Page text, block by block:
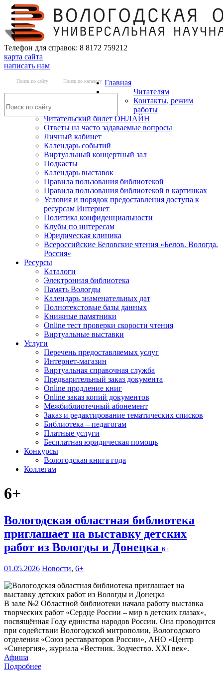
Телефон для справок: 8 8172 759212
карта сайта
написать нам
Поиск по сайту Поиск по каталогу Главная
Читателям
Контакты, режим
работы
Читательский билет ОНЛАЙН
Ответы на часто задаваемые вопросы
Личный кабинет
Календарь событий
Виртуальный концертный зал
Подкасты
Календарь выставок
Правила пользования библиотекой
Правила пользования библиотекой в картинках
Условия и порядок предоставления доступа к
ресурсам Интернет
Политика конфиденциальности
Клубы по интересам
Юридическая клиника
Всероссийские Беловские чтения «Белов. Вологда.
Россия»
Ресурсы
Каталоги
Электронная библиотека
Память Вологды
Календарь знаменательных дат
Полнотекстовые базы данных
Книжные памятники
Online тест проверки скорости чтения
Виртуальные выставки
Услуги
Перечень предоставляемых услуг
Интернет-магазин
Виртуальная справочная служба
Предварительный заказ документа
Online продление книг
Online заказ копий документов
Межбиблиотечный абонемент
Заказ и редактирование тематических списков
Библиотека – педагогам
Платные услуги
Бесплатная юридическая помощь
Конкурсы
Вологодская книга года
Коллегам
6+
Вологодская областная библиотека
приглашает на выставку детских
работ из Вологды и Донецка 6+
01.05.2026 Новости, 6+
В зале №2 Областной библиотеки начала работу выставка
творческих работ «Сердце России – мир в детских глазах»,
посвящённая Году единства народов России. Она проводится
при содействии Вологодской митрополии, Вологодского
отделения «Союз реставраторов России», АНО «Центр
«Синергия», журнала «Вестник. Зодчество. XXI век».
Афиша
Подробнее